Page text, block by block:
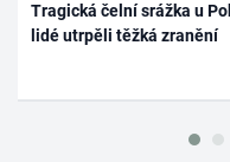
Tragická čelní srážka u
lidé utrpěli těžká zranění